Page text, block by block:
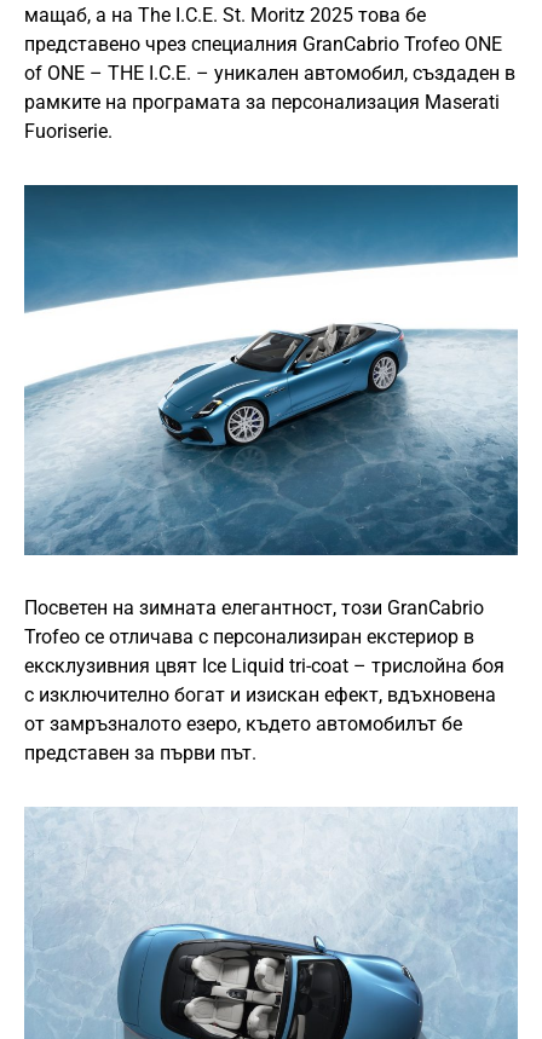
мащаб, а на The I.C.E. St. Moritz 2025 това бе
представено чрез специалния GranCabrio Trofeo ONE
of ONE – THE I.C.E. – уникален автомобил, създаден в
рамките на програмата за персонализация Maserati
Fuoriserie.
Посветен на зимната елегантност, този GranCabrio
Trofeo се отличава с персонализиран екстериор в
ексклузивния цвят Ice Liquid tri-coat – трислойна боя
с изключително богат и изискан ефект, вдъхновена
от замръзналото езеро, където автомобилът бе
представен за първи път.